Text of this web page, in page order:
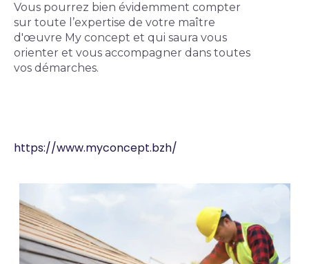
Vous pourrez bien évidemment compter
sur toute l’expertise de votre maître
d'œuvre My concept et qui saura vous
orienter et vous accompagner dans toutes
vos démarches.
https://www.myconcept.bzh/